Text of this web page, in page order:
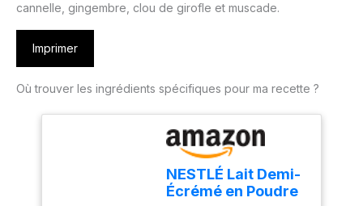
cannelle, gingembre, clou de girofle et muscade.
Imprimer
Où trouver les ingrédients spécifiques pour ma recette ?
NESTLÉ Lait Demi-
Écrémé en Poudre